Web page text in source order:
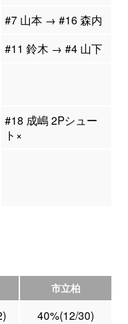
#7 山本 → #16 森内
#11 鈴木 → #4 山下
#18 成嶋 2Pシュー
ト×
市立柏
40%(12/30)